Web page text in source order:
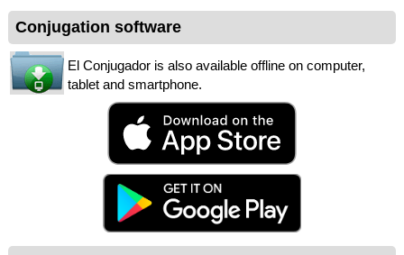
Conjugation software
El Conjugador is also available offline on computer,
tablet and smartphone.